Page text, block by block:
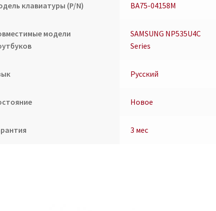
клавиатуры (P/N) BA75-04158M
модели
SAMSUNG NP535U4C
Series
Русский
Новое
3 мес